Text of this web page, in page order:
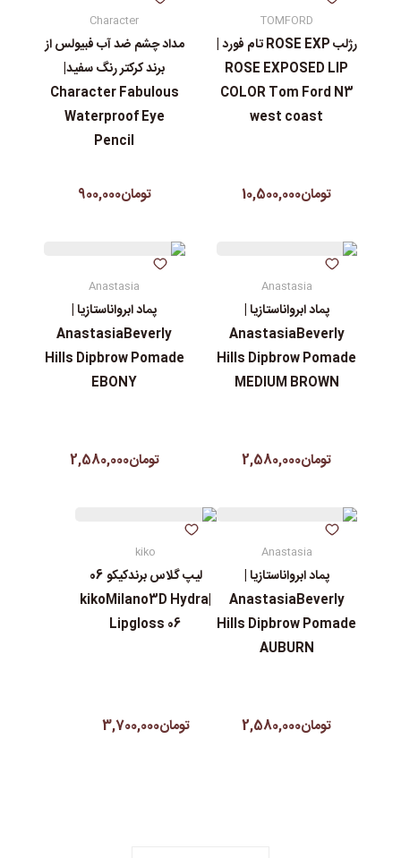
TOMFORD
رژلب ROSE EXP تام فورد |
ROSE EXPOSED LIP
COLOR Tom Ford N3
west coast
تومان10,500,000
Character
مداد چشم ضد آب فبیولس از
برند کرکتر رنگ سفید|
Character Fabulous
Waterproof Eye
Pencil
تومان900,000
Anastasia
پماد ابرواناستازیا |
AnastasiaBeverly
Hills Dipbrow Pomade
MEDIUM BROWN
تومان2,580,000
Anastasia
پماد ابرواناستازیا |
AnastasiaBeverly
Hills Dipbrow Pomade
EBONY
تومان2,580,000
Anastasia
پماد ابرواناستازیا |
AnastasiaBeverly
Hills Dipbrow Pomade
AUBURN
تومان2,580,000
kiko
لیپ گلاس‌ برندکیکو 06
|kikoMilano3D Hydra
Lipgloss 06
تومان3,700,000